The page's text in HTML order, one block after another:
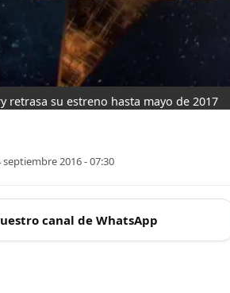
retrasa su estreno hasta mayo de 2017
septiembre 2016 - 07:30
canal de WhatsApp